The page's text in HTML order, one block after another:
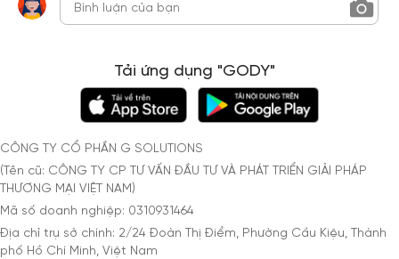
Tải ứng dụng "GODY"
CÔNG TY CỔ PHẦN G SOLUTIONS
(Tên cũ: CÔNG TY CP TƯ VẤN ĐẦU TƯ VÀ PHÁT TRIỂN GIẢI PHÁP
THƯƠNG MẠI VIỆT NAM)
Mã số doanh nghiệp: 0310931464
Địa chỉ trụ sở chính: 2/24 Đoàn Thị Điểm, Phường Cầu Kiệu, Thành
phố Hồ Chí Minh, Việt Nam